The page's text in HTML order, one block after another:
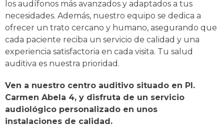
los audífonos más avanzados y adaptados a tus
necesidades. Además, nuestro equipo se dedica a
ofrecer un trato cercano y humano, asegurando que
cada paciente reciba un servicio de calidad y una
experiencia satisfactoria en cada visita. Tu salud
auditiva es nuestra prioridad.
Ven a nuestro centro auditivo situado en Pl.
Carmen Abela 4, y disfruta de un servicio
audiológico personalizado en unos
instalaciones de calidad.